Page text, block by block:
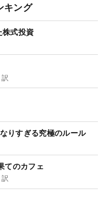
キング
株式投資
りすぎる究極のルール
てのカフェ